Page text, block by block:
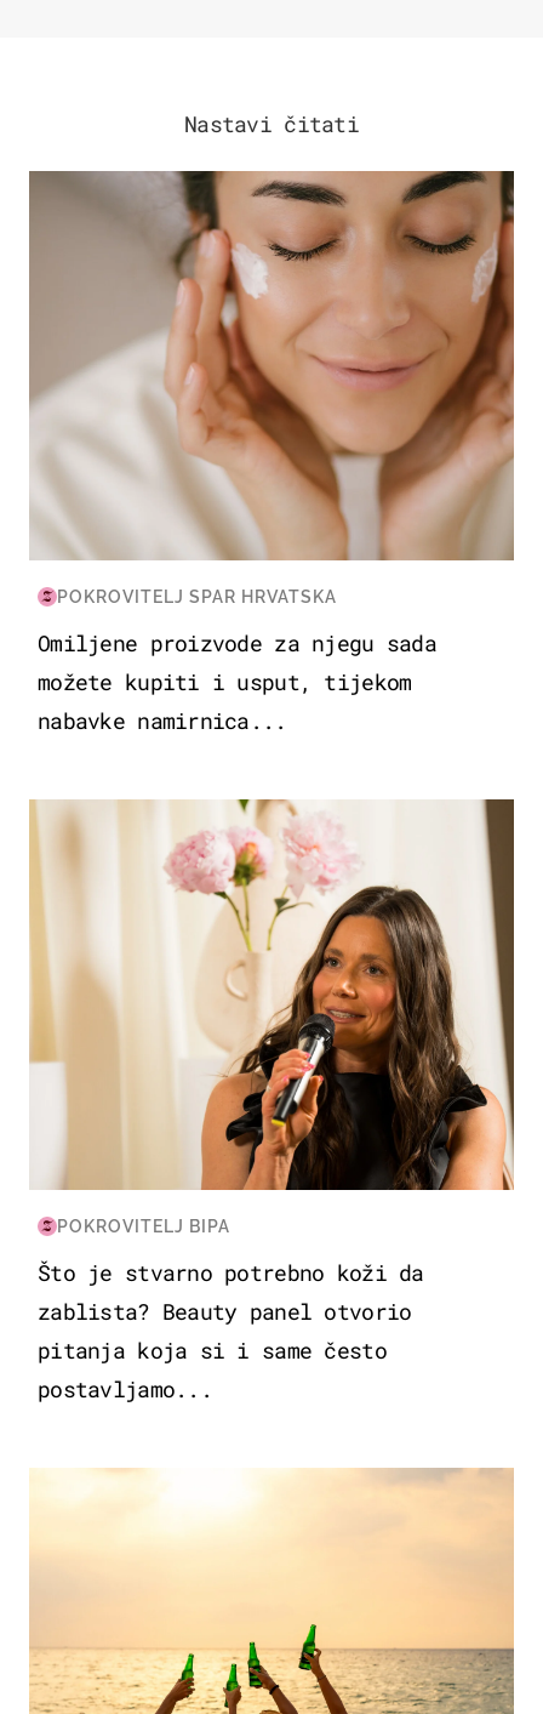
Nastavi čitati
MODA & LJEPOTA
POKROVITELJ SPAR HRVATSKA
Omiljene proizvode za njegu sada
možete kupiti i usput, tijekom
nabavke namirnica...
MODA & LJEPOTA
POKROVITELJ BIPA
Što je stvarno potrebno koži da
zablista? Beauty panel otvorio
pitanja koja si i same često
postavljamo...